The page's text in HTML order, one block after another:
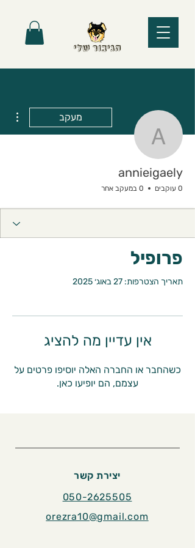
annieigaely
מעקב
annieigaely
0 עוקבים 0 במעקב אחר
פרופיל
תאריך הצטרפות: 27 באוג׳ 2025
אין עדיין מה להציג
כשהחבר או החברה האלה יוסיפו פרטים על
עצמם, הם יופיעו כאן.
יצירת קשר
050-2625505
orezra10@gmail.com